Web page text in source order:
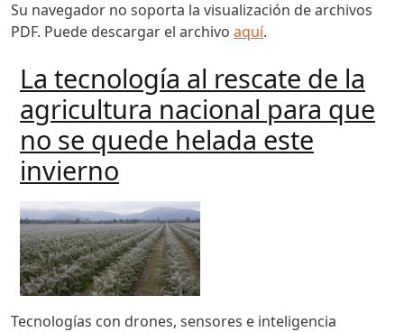
Su navegador no soporta la visualización de archivos
PDF. Puede descargar el archivo aquí.
La tecnología al rescate de la
agricultura nacional para que
no se quede helada este
invierno
Tecnologías con drones, sensores e inteligencia